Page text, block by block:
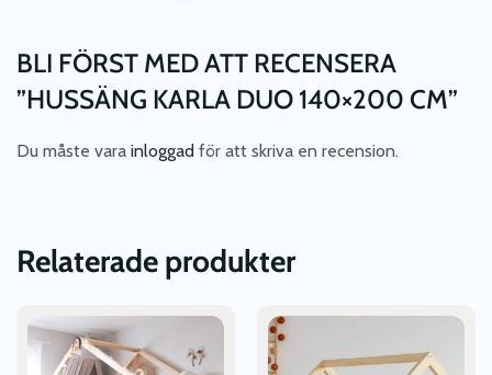
BLI FÖRST MED ATT RECENSERA
”HUSSÄNG KARLA DUO 140×200 CM”
Du måste vara inloggad för att skriva en recension.
Relaterade produkter
här
produkten
Den
här
produkten